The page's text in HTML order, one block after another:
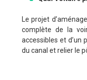
Le projet
complète de la
accessibles et d’un
du canal et relier le